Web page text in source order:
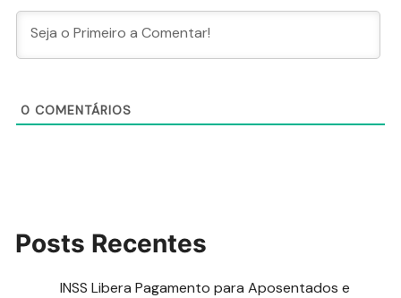
0 COMENTÁRIOS
Posts Recentes
INSS Libera Pagamento para Aposentados e